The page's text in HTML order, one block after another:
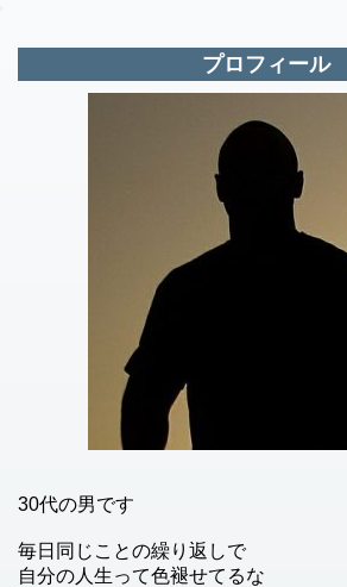
プロフィール
30代の男です
毎日同じことの繰り返しで
自分の人生って色褪せてるな